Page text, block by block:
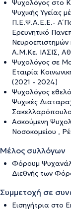
Ψυχολόγος στο
Ψυχικής Υγείας
Π.Ε.Ψ.Α.Ε.Ε.- Α΄
Ερευνητικό
Νευροεπιστημών
Α.Μ.Κε. ΙΑΣΙΣ,
Ψυχολόγος σε
Εταιρία
(2021 - 2024)
Ψυχολόγος
Ψυχικές
Ασκούμενη
Νοσοκομείου ,
Μέλος συλλόγων
Φόρουμ
Διεθνής των
Συμμετοχή σε
Εισηγήτρια στο